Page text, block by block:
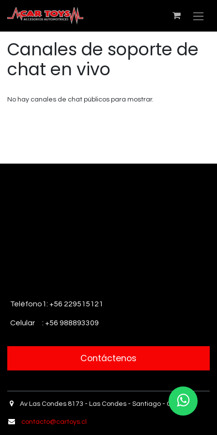
Canales de soporte de
chat en vivo
No hay canales de chat públicos para mostrar.
Teléfono1: +56 229515121
Celular : +56 988893309
Contáctenos
Av Las Condes 8173 - Las Condes - Santiago - Chile.
contacto@cartoys.cl